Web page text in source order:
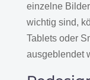
einzelne
wichtig sind,
Tablets oder
ausgeblendet